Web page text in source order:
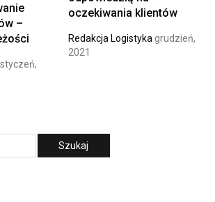
–
styczeń,
oczekiwania klientów
Redakcja Logistyka grudzień,
2021